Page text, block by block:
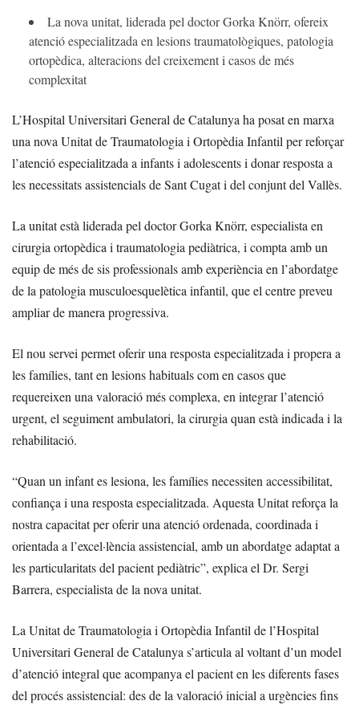
La nova unitat, liderada pel doctor Gorka Knörr, ofereix
atenció especialitzada en lesions traumatològiques, patologia
ortopèdica, alteracions del creixement i casos de més
complexitat
L’Hospital Universitari General de Catalunya ha posat en marxa
una nova Unitat de Traumatologia i Ortopèdia Infantil per reforçar
l’atenció especialitzada a infants i adolescents i donar resposta a
les necessitats assistencials de Sant Cugat i del conjunt del Vallès.
La unitat està liderada pel doctor Gorka Knörr, especialista en
cirurgia ortopèdica i traumatologia pediàtrica, i compta amb un
equip de més de sis professionals amb experiència en l’abordatge
de la patologia musculoesquelètica infantil, que el centre preveu
ampliar de manera progressiva.
El nou servei permet oferir una resposta especialitzada i propera a
les famílies, tant en lesions habituals com en casos que
requereixen una valoració més complexa, en integrar l’atenció
urgent, el seguiment ambulatori, la cirurgia quan està indicada i la
rehabilitació.
“Quan un infant es lesiona, les famílies necessiten accessibilitat,
confiança i una resposta especialitzada. Aquesta Unitat reforça la
nostra capacitat per oferir una atenció ordenada, coordinada i
orientada a l’excel·lència assistencial, amb un abordatge adaptat a
les particularitats del pacient pediàtric”, explica el Dr. Sergi
Barrera, especialista de la nova unitat.
La Unitat de Traumatologia i Ortopèdia Infantil de l’Hospital
Universitari General de Catalunya s’articula al voltant d’un model
d’atenció integral que acompanya el pacient en les diferents fases
del procés assistencial: des de la valoració inicial a urgències fins